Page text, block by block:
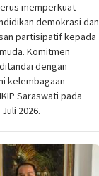
memperkuat
demokrasi dan
partisipatif kepada
Komitmen
dengan
kelembagaan
Saraswati pada
2026.